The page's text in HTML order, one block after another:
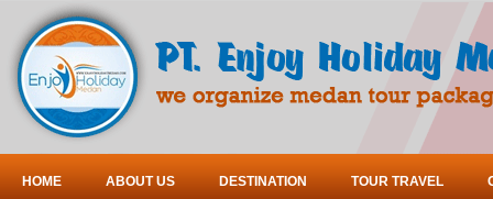
HOME ABOUT US DESTINATION TOUR TRAVEL